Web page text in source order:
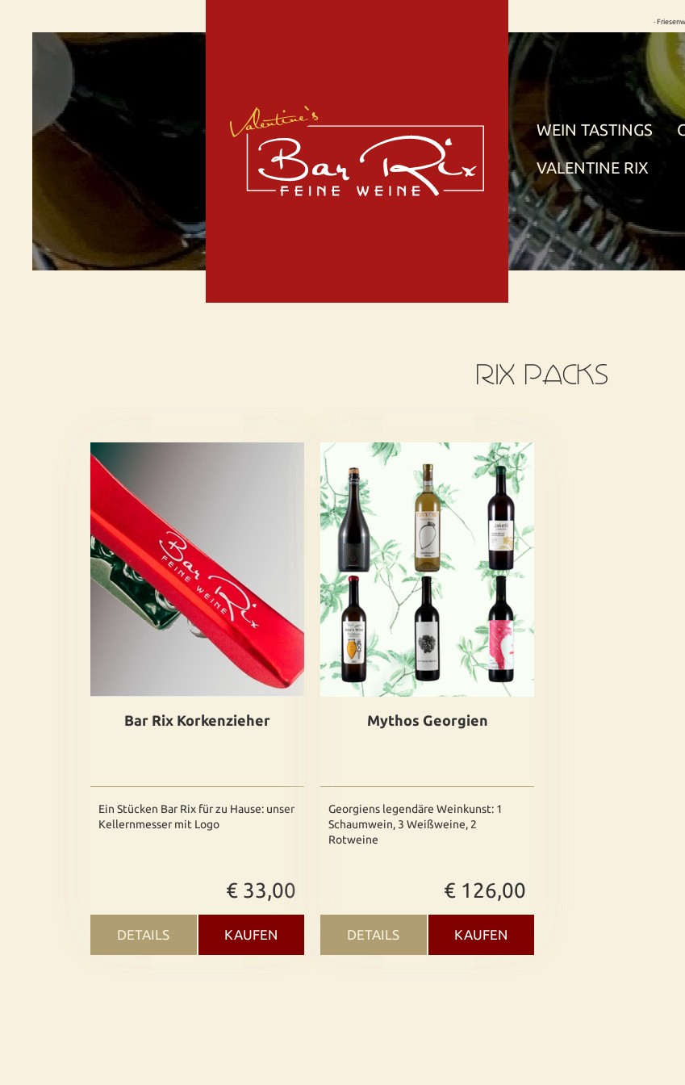
·
WEIN TASTINGS
VALENTINE RIX
RIX PACKS
Bar Rix Korkenzieher
Ein Stücken Bar Rix für zu Hause: unser
Kellernmesser mit Logo
€ 33,00
DETAILS KAUFEN
Mythos Georgien
Georgiens legendäre Weinkunst: 1
Schaumwein, 3 Weißweine, 2
Rotweine
€ 126,00
DETAILS KAUFEN